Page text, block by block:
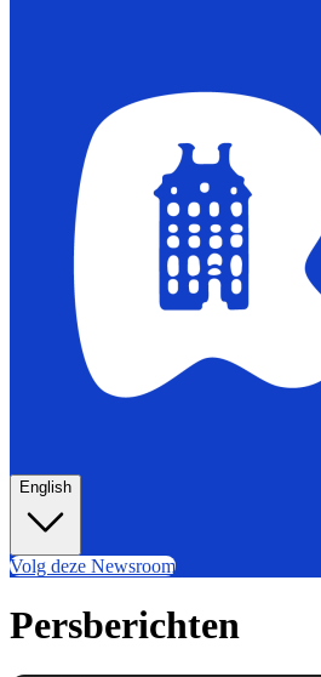
English
Volg deze Newsroom
Persberichten